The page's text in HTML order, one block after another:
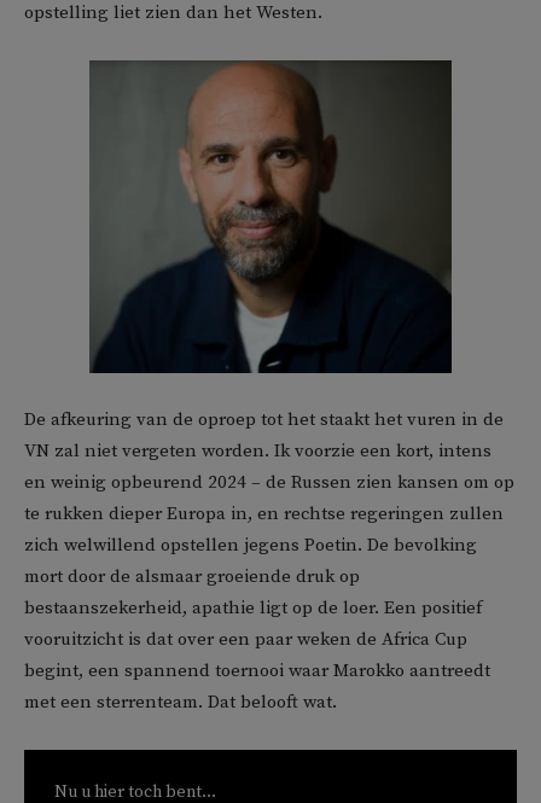
opstelling liet zien dan het Westen.
De afkeuring van de oproep tot het staakt het vuren in de
VN zal niet vergeten worden. Ik voorzie een kort, intens
en weinig opbeurend 2024 – de Russen zien kansen om op
te rukken dieper Europa in, en rechtse regeringen zullen
zich welwillend opstellen jegens Poetin. De bevolking
mort door de alsmaar groeiende druk op
bestaanszekerheid, apathie ligt op de loer. Een positief
vooruitzicht is dat over een paar weken de Africa Cup
begint, een spannend toernooi waar Marokko aantreedt
met een sterrenteam. Dat belooft wat.
Nu u hier toch bent...